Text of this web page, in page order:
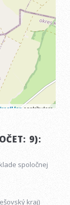
9):
spoločnej
kraj)